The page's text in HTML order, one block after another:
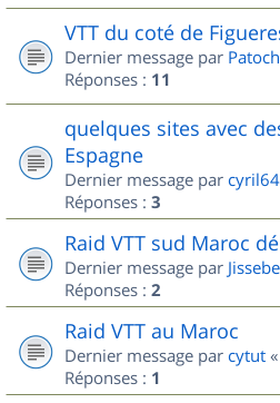
VTT du coté de
Dernier message par
Réponses : 11
quelques sites avec
Espagne
Dernier message par cyril64
Réponses : 3
Raid VTT sud Maroc
Dernier message par Jissebe
Réponses : 2
Raid VTT au Maroc
Dernier message par cytut «
Réponses : 1